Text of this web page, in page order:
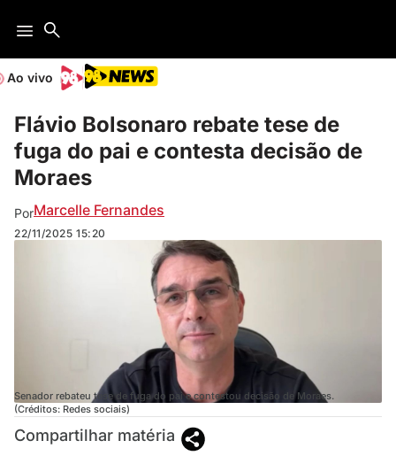
Ao vivo
Flávio Bolsonaro rebate tese de
fuga do pai e contesta decisão de
Moraes
PorMarcelle Fernandes
22/11/2025 15:20
Senador rebateu tese de fuga do pai e contestou decisão de Moraes.
(Créditos: Redes sociais)
Compartilhar matéria